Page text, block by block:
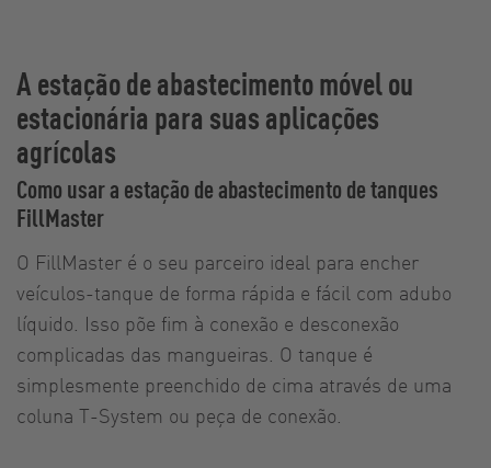
A estação de abastecimento móvel ou
estacionária para suas aplicações
agrícolas
Como usar a estação de abastecimento de tanques
FillMaster
O FillMaster é o seu parceiro ideal para encher
veículos-tanque de forma rápida e fácil com adubo
líquido. Isso põe fim à conexão e desconexão
complicadas das mangueiras. O tanque é
simplesmente preenchido de cima através de uma
coluna T-System ou peça de conexão.